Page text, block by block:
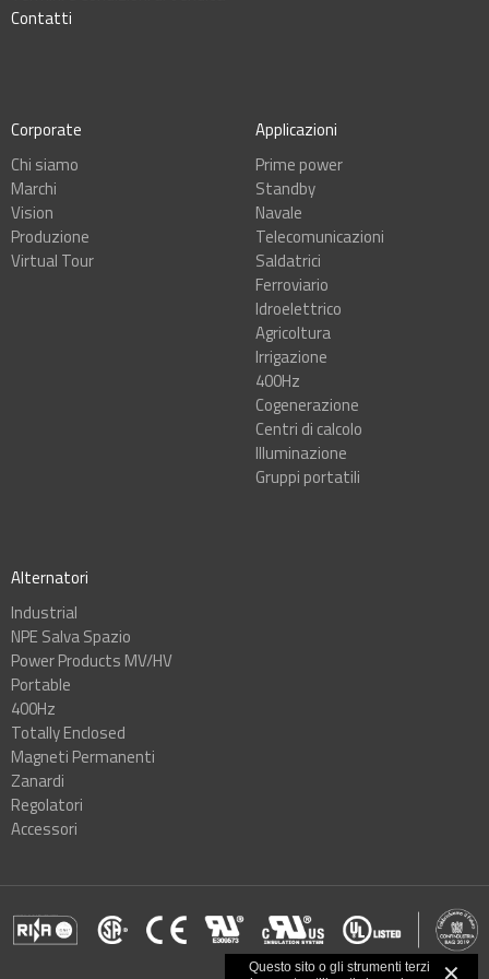
Contatti
Corporate
Chi siamo
Marchi
Vision
Produzione
Virtual Tour
Applicazioni
Prime power
Standby
Navale
Telecomunicazioni
Saldatrici
Ferroviario
Idroelettrico
Agricoltura
Irrigazione
400Hz
Cogenerazione
Centri di calcolo
Illuminazione
Gruppi portatili
Alternatori
Industrial
NPE Salva Spazio
Power Products MV/HV
Portable
400Hz
Totally Enclosed
Magneti Permanenti
Zanardi
Regolatori
Accessori
✕
Questo sito o gli strumenti terzi